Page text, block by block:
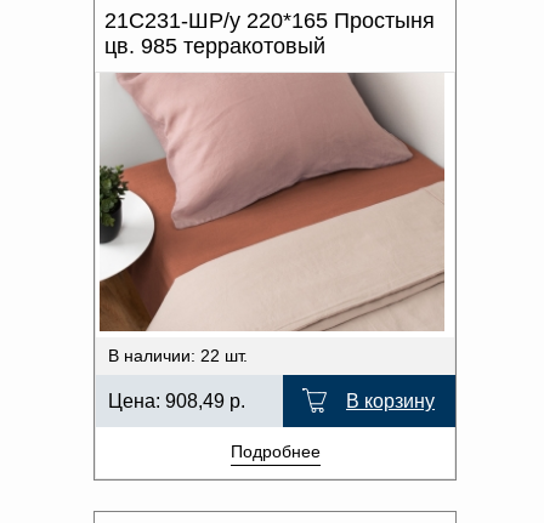
21С231-ШР/у 220*165 Простыня
цв. 985 терракотовый
В наличии: 22 шт.
Цена: 908,49 р. В корзину
Подробнее